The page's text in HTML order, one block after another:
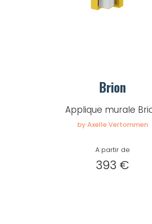
Brion
Applique murale
by Axelle Vertommen
A partir de
393 €